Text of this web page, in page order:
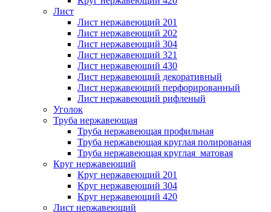
Лист
Лист нержавеющий 201
Лист нержавеющий 202
Лист нержавеющий 304
Лист нержавеющий 321
Лист нержавеющий 430
Лист нержавеющий декоративный
Лист нержавеющий перфорированный
Лист нержавеющий рифленый
Уголок
Труба нержавеющая
Труба нержавеющая профильная
Труба нержавеющая круглая полированая
Труба нержавеющая круглая матовая
Круг нержавеющий
Круг нержавеющий 201
Круг нержавеющий 304
Круг нержавеющий 420
Лист нержавеющий